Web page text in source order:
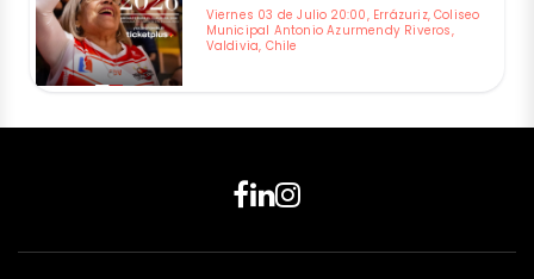
Viernes 03 de Julio 20:00, Errázuriz, Coliseo
Municipal Antonio Azurmendy Riveros,
Valdivia, Chile